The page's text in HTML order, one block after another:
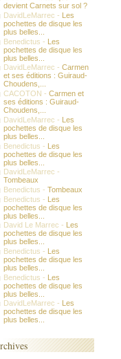
devient Carnets sur sol ?
DavidLeMarrec - Les
pochettes de disque les
plus belles...
Benedictus - Les
pochettes de disque les
plus belles...
DavidLeMarrec -Carmen
et ses éditions : Guiraud-
Choudens,...
CACOTON -Carmen et
ses éditions : Guiraud-
Choudens,...
DavidLeMarrec - Les
pochettes de disque les
plus belles...
Benedictus - Les
pochettes de disque les
plus belles...
DavidLeMarrec -
Tombeaux
Benedictus -Tombeaux
Benedictus - Les
pochettes de disque les
plus belles...
David Le Marrec -
Les
pochettes de disque les
plus belles...
Benedictus - Les
pochettes de disque les
plus belles...
Benedictus - Les
pochettes de disque les
plus belles...
DavidLeMarrec -
Les
pochettes de disque les
plus belles...